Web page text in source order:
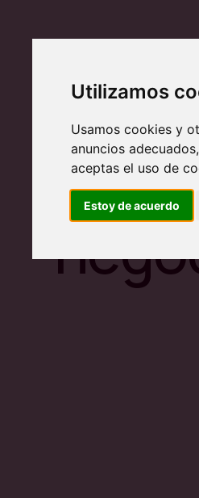
Utilizamos
Usamos cookies y
anuncios
aceptas el uso de
Estoy de acuerdo
teva